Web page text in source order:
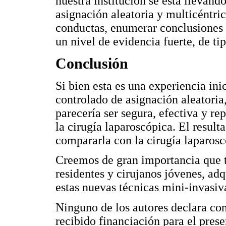
asignación aleatoria y
conductas, enumerar
un nivel de evidencia fuerte, de
Conclusión
Si bien esta es una experiencia
controlado de asignación
parecería ser segura, efectiva y
la cirugía laparoscópica. El
compararla con la cirugía
Creemos de gran importancia
residentes y cirujanos jóvenes,
estas nuevas técnicas mini-
Ninguno de los autores declara
recibido financiación para el